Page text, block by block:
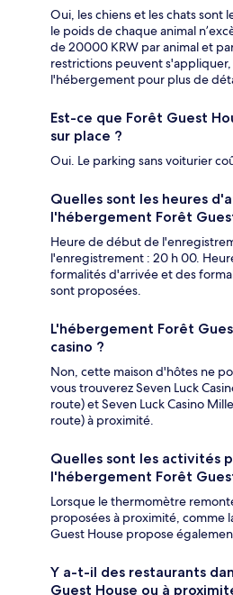
Oui, les chiens et les chats sont
le poids de chaque animal
de 20000 KRW par animal et
restrictions peuvent
l'hébergement pour plus de
Est-ce que Forêt Guest
sur place ?
Oui. Le parking sans voiturier
Quelles sont les heures
l'hébergement Forêt
Heure de début de
l'enregistrement : 20 h 00.
formalités d'arrivée et des
sont proposées.
L'hébergement Forêt
casino ?
Non, cette maison d'hôtes ne
vous trouverez Seven Luck
route) et Seven Luck Casino
route) à proximité.
Quelles sont les activités
l'hébergement Forêt
Lorsque le thermomètre
proposées à proximité, comme
Guest House propose
Y a-t-il des restaurants
Guest House ou à